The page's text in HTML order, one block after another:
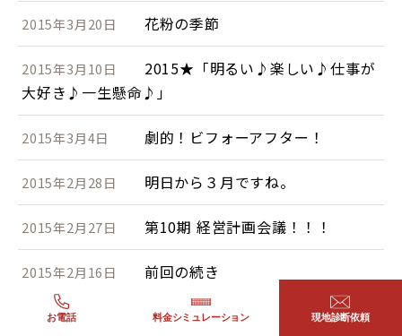
2015年3月20日 花粉の季節
2015年3月10日
2015★「明るい♪楽しい♪仕事が
大好き♪一生懸命♪」
2015年3月4日 劇的！ビフォーアフター！
2015年2月28日 明日から３月ですね。
2015年2月27日 第10期 経営計画会議！！！
2015年2月16日 前回の続き
2015年2月10日
立春迎えましたが、まだまだ真冬
お電話 料金シミュレーション 現地診断依頼